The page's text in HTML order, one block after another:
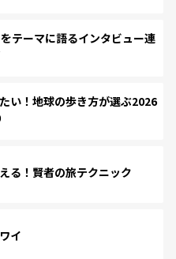
テーマに語るインタビュー連
い！地球の歩き方が選ぶ2026
る！賢者の旅テクニック
イ